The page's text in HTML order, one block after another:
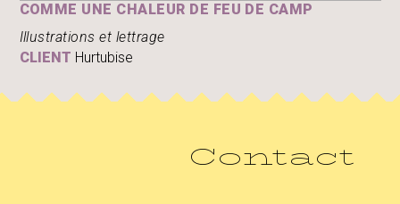
COMME UNE CHALEUR DE FEU DE CAMP
Illustrations et lettrage
CLIENT Hurtubise
Contact